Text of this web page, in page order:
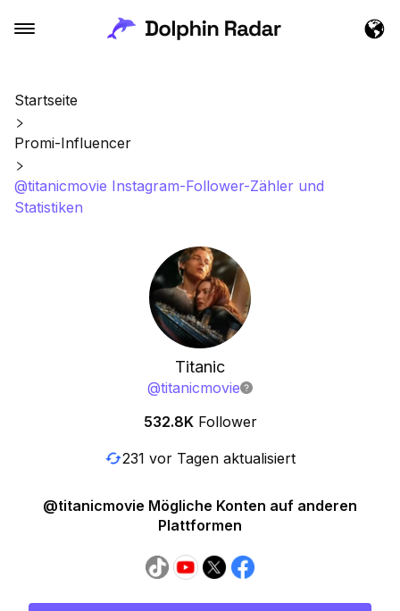
Startseite
Promi-Influencer
@titanicmovie Instagram-Follower-Zähler und
Statistiken
Titanic
@titanicmovie
532.8K Follower
231 vor Tagen aktualisiert
@titanicmovie Mögliche Konten auf anderen
Plattformen